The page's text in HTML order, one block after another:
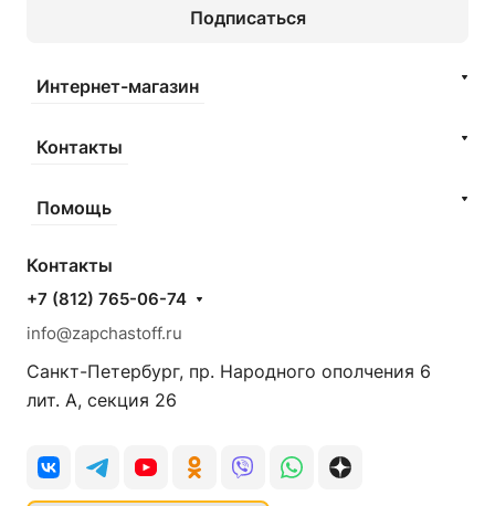
Подписаться
Интернет-магазин
Контакты
Помощь
Контакты
+7 (812) 765-06-74
info@zapchastoff.ru
Санкт-Петербург, пр. Народного ополчения 6
лит. А, секция 26